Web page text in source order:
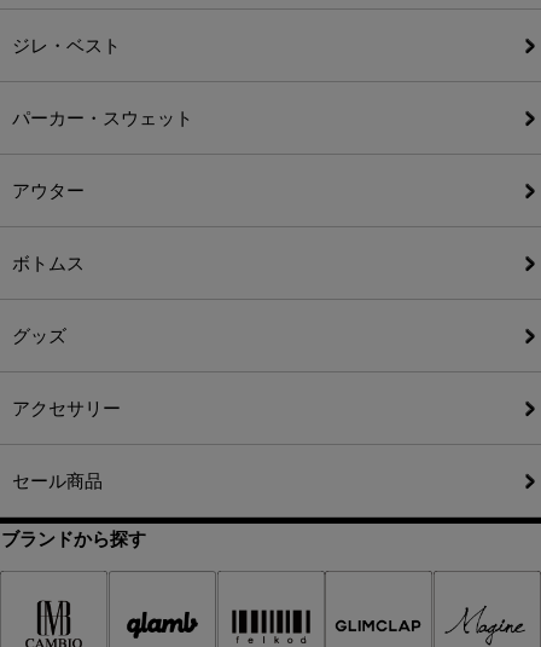
ジレ・ベスト
パーカー・スウェット
アウター
ボトムス
グッズ
アクセサリー
セール商品
ブランドから探す